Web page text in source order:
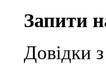
Запити
Довідки